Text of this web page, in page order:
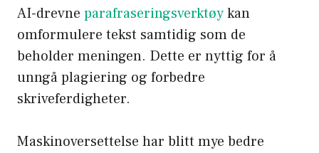
AI-drevne parafraseringsverktøykan
omformulere tekst samtidig som de
beholder meningen. Dette er nyttig for å
unngå plagiering og forbedre
skriveferdigheter.
Maskinoversettelse har blitt mye bedre